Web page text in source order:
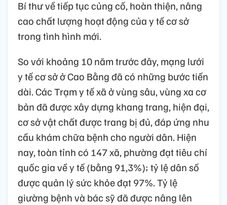
Bí thư về tiếp tục củng cố, hoàn thiện, nâng
cao chất lượng hoạt động của y tế cơ sở
trong tình hình mới.
So với khoảng 10 năm trước đây, mạng lưới
y tế cơ sở ở Cao Bằng đã có những bước tiến
dài. Các Trạm y tế xã ở vùng sâu, vùng xa cơ
bản đã được xây dựng khang trang, hiện đại,
cơ sở vật chất được trang bị đủ, đáp ứng nhu
cầu khám chữa bệnh cho người dân. Hiện
nay, toàn tỉnh có 147 xã, phường đạt tiêu chí
quốc gia về y tế (bằng 91,3%); tỷ lệ dân số
được quản lý sức khỏe đạt 97%. Tỷ lệ
giường bệnh và bác sỹ đã được nâng lên